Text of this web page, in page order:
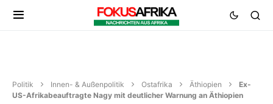
Politik Innen- & Außenpolitik Ostafrika Äthiopien
Ex-
US-Afrikabeauftragte Nagy mit deutlicher Warnung an Äthiopien